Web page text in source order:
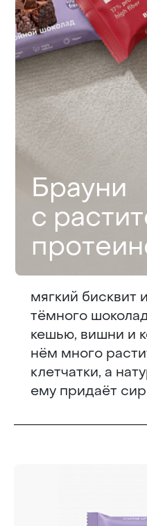
Брауни
с
мягкий бисквит
тёмного
кешью, вишни и
нём много
клетчатки, а
ему придаёт